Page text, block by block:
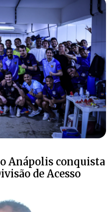
Anápolis conquista
de Acesso